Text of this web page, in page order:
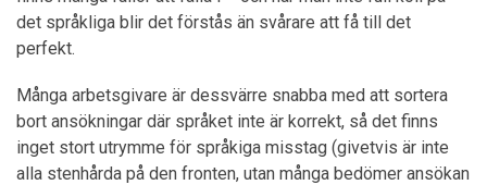
det språkliga blir det förstås än svårare att få till det
perfekt.
Många arbetsgivare är dessvärre snabba med att sortera
bort ansökningar där språket inte är korrekt, så det finns
inget stort utrymme för språkiga misstag (givetvis är inte
alla stenhårda på den fronten, utan många bedömer ansökan